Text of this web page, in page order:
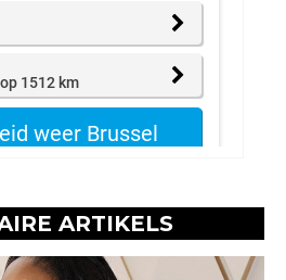
ARTIKELS